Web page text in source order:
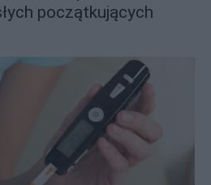
początkujących